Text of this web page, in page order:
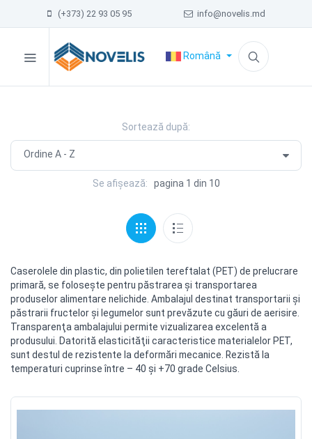
(+373) 22 93 05 95 info@novelis.md
Română
Sortează după:
Se afișează: pagina 1 din 10
Caserolele din plastic, din polietilen tereftalat (PET) de prelucrare
primară, se foloseşte pentru păstrarea şi transportarea
produselor alimentare nelichide. Ambalajul destinat transportarii şi
păstrarii fructelor şi legumelor sunt prevăzute cu găuri de aerisire.
Transparenţa ambalajului permite vizualizarea excelentă a
produsului. Datorită elasticităţii caracteristice materialelor PET,
sunt destul de rezistente la deformări mecanice. Rezistă la
temperaturi cuprinse între – 40 şi +70 grade Celsius.